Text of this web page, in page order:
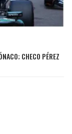
CHECO PÉREZ